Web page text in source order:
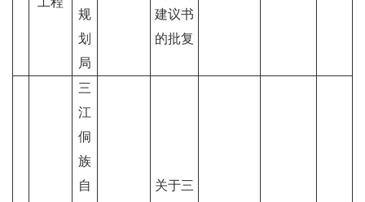
规
划
局
建议书
的批复
三
江
侗
族
自
关于三